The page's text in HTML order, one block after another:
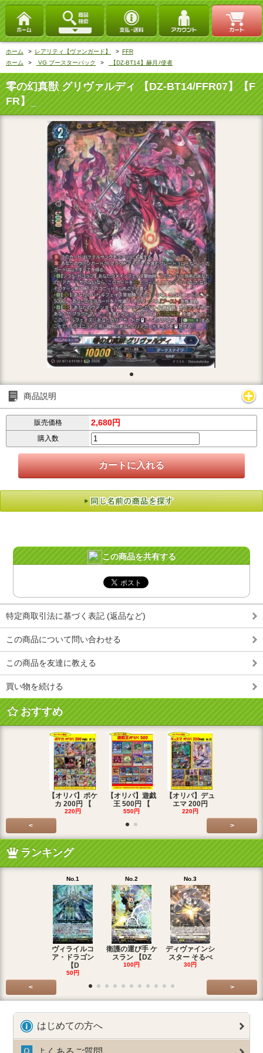
ホーム > レアリティ【ヴァンガード】 > FFR
ホーム
> VG ブースターパック > 【DZ-BT14】赫月ﾉ使者
零の幻真獣 グリヴァルディ 【DZ-BT14/FFR07】【F
FR】_
商品説明
販売価格 2,680円
購入数
この商品を共有する
特定商取引法に基づく表記 (返品など)
この商品について問い合わせる
この商品を友達に教える
買い物を続ける
おすすめ
【オリパ】ポケ
カ 200円 【
220円
【オリパ】遊戯
王 500円 【
550円
【オリパ】デュ
エマ 200円
220円
< >
ランキング
No.1
ヴィライルコ
ア・ドラゴン
【D
50円
No.2
衛護の運び手 ケ
スラン 【DZ
100円
No.3
ディヴァインシ
スター そるべ
30円
< >
はじめての方へ